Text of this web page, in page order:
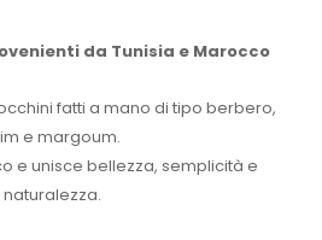
da Tunisia e Marocco
fatti a mano di tipo berbero,
e margoum.
e unisce bellezza, semplicità e
naturalezza.